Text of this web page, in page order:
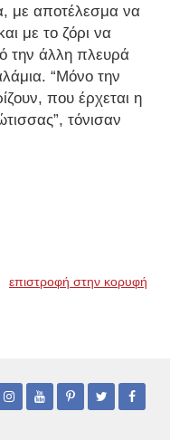
με αποτέλεσμα να
με το ζόρι να
την άλλη πλευρά
“Μόνο την
που έρχεται η
τόνισαν
επιστροφή στην κορυφή